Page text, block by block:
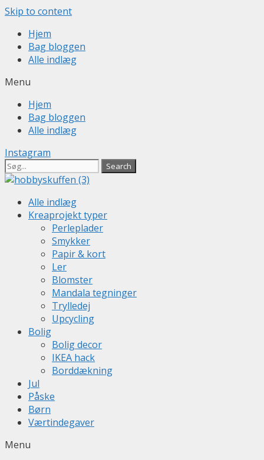
Skip to content
Hjem
Bag bloggen
Alle indlæg
Menu
Hjem
Bag bloggen
Alle indlæg
Instagram
Search
Alle indlæg
Kreaprojekt typer
Perleplader
Smykker
Papir & kort
Ler
Blomster
Mandala tegninger
Trylledej
Upcycling
Bolig
Bolig decor
IKEA hack
Borddækning
Jul
Påske
Børn
Værtindegaver
Menu